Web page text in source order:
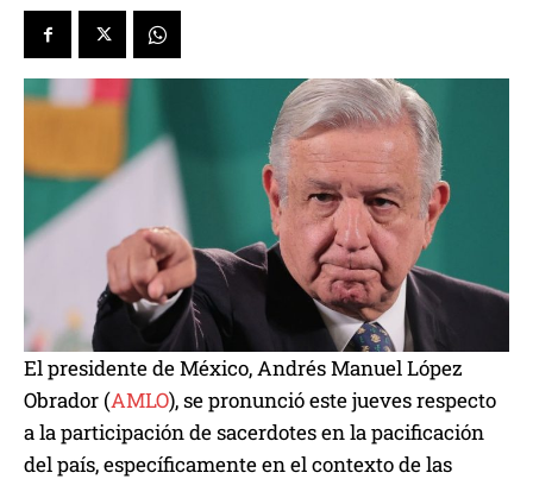
El presidente de México, Andrés Manuel López
Obrador (AMLO), se pronunció este jueves respecto
a la participación de sacerdotes en la pacificación
del país, específicamente en el contexto de las